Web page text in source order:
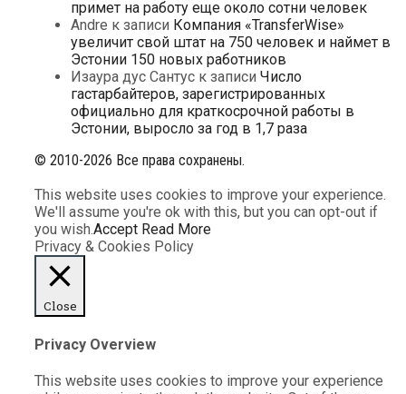
примет на работу еще около сотни человек
Andre к записи Компания «TransferWise»
увеличит свой штат на 750 человек и наймет в
Эстонии 150 новых работников
Изаура дус Сантус к записи Число
гастарбайтеров, зарегистрированных
официально для краткосрочной работы в
Эстонии, выросло за год в 1,7 раза
© 2010-2026 Все права сохранены.
This website uses cookies to improve your experience.
We'll assume you're ok with this, but you can opt-out if
you wish.Accept Read More
Privacy & Cookies Policy
Close
Privacy Overview
This website uses cookies to improve your experience